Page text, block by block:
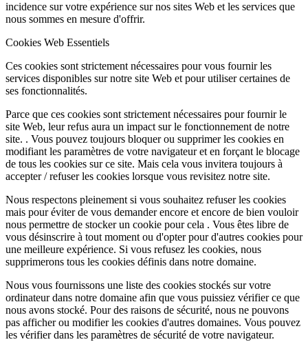
incidence sur votre expérience sur nos sites Web et les services que
nous sommes en mesure d'offrir.
Cookies Web Essentiels
Ces cookies sont strictement nécessaires pour vous fournir les
services disponibles sur notre site Web et pour utiliser certaines de
ses fonctionnalités.
Parce que ces cookies sont strictement nécessaires pour fournir le
site Web, leur refus aura un impact sur le fonctionnement de notre
site. . Vous pouvez toujours bloquer ou supprimer les cookies en
modifiant les paramètres de votre navigateur et en forçant le blocage
de tous les cookies sur ce site. Mais cela vous invitera toujours à
accepter / refuser les cookies lorsque vous revisitez notre site.
Nous respectons pleinement si vous souhaitez refuser les cookies
mais pour éviter de vous demander encore et encore de bien vouloir
nous permettre de stocker un cookie pour cela . Vous êtes libre de
vous désinscrire à tout moment ou d'opter pour d'autres cookies pour
une meilleure expérience. Si vous refusez les cookies, nous
supprimerons tous les cookies définis dans notre domaine.
Nous vous fournissons une liste des cookies stockés sur votre
ordinateur dans notre domaine afin que vous puissiez vérifier ce que
nous avons stocké. Pour des raisons de sécurité, nous ne pouvons
pas afficher ou modifier les cookies d'autres domaines. Vous pouvez
les vérifier dans les paramètres de sécurité de votre navigateur.